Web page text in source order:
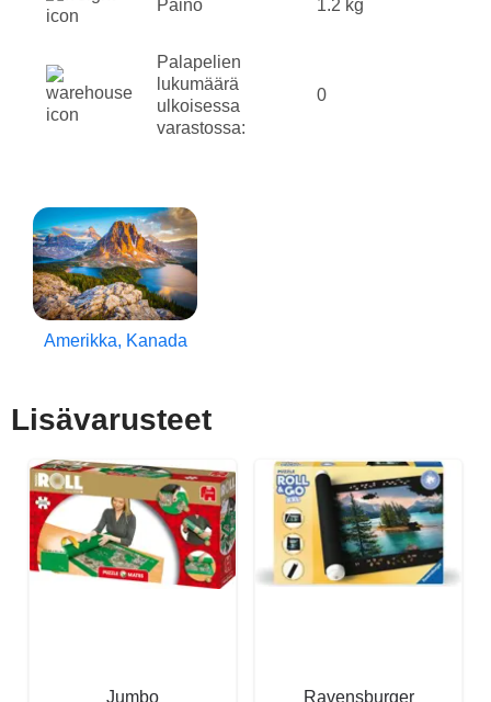
Paino 1.2 kg
Palapelien
lukumäärä
ulkoisessa
varastossa:
0
Amerikka, Kanada
Lisävarusteet
Jumbo
Ravensburger